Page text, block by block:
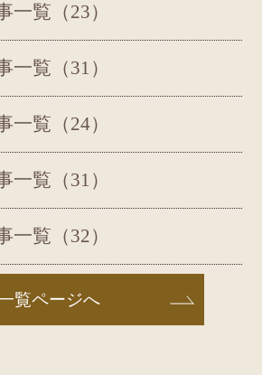
一覧（23）
一覧（31）
一覧（24）
一覧（31）
一覧（32）
覧ページへ